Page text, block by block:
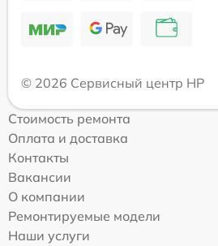
© 2026 Сервисный центр HP
Стоимость ремонта
Оплата и доставка
Контакты
Вакансии
О компании
Ремонтируемые модели
Наши услуги